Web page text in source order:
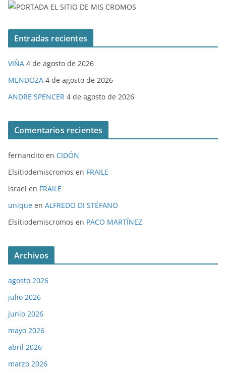
Entradas recientes
VIÑA 4 de agosto de 2026
MENDOZA 4 de agosto de 2026
ANDRE SPENCER 4 de agosto de 2026
Comentarios recientes
fernandito en CIDÓN
Elsitiodemiscromos en FRAILE
israel en FRAILE
unique en ALFREDO DI STÉFANO
Elsitiodemiscromos en PACO MARTÍNEZ
Archivos
agosto 2026
julio 2026
junio 2026
mayo 2026
abril 2026
marzo 2026